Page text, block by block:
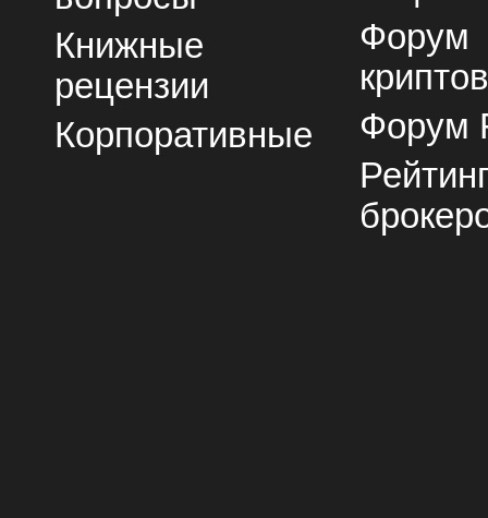
Книжные
рецензии
Корпоративные
Форум
Форум